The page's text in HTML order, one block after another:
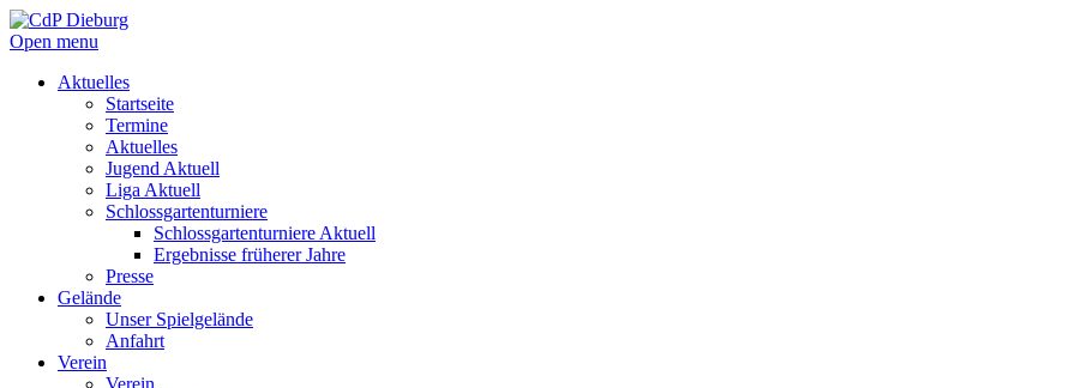
Open menu
Aktuelles
Startseite
Termine
Aktuelles
Jugend Aktuell
Liga Aktuell
Schlossgartenturniere
Schlossgartenturniere Aktuell
Ergebnisse früherer Jahre
Presse
Gelände
Unser Spielgelände
Anfahrt
Verein
Verein